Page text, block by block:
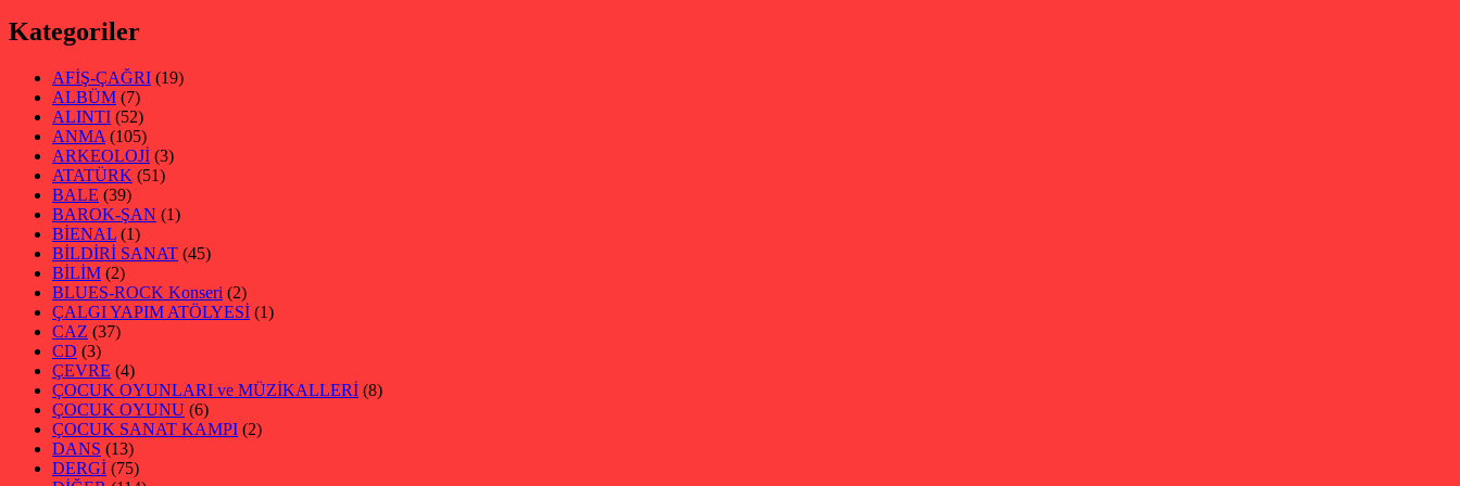
Kategoriler
AFİŞ-ÇAĞRI (19)
ALBÜM (7)
ALINTI (52)
ANMA (105)
ARKEOLOJİ (3)
ATATÜRK (51)
BALE (39)
BAROK-ŞAN (1)
BİENAL (1)
BİLDİRİ SANAT (45)
BİLİM (2)
BLUES-ROCK Konseri (2)
ÇALGI YAPIM ATÖLYESİ (1)
CAZ (37)
CD (3)
ÇEVRE (4)
ÇOCUK OYUNLARI ve MÜZİKALLERİ (8)
ÇOCUK OYUNU (6)
ÇOCUK SANAT KAMPI (2)
DANS (13)
DERGİ (75)